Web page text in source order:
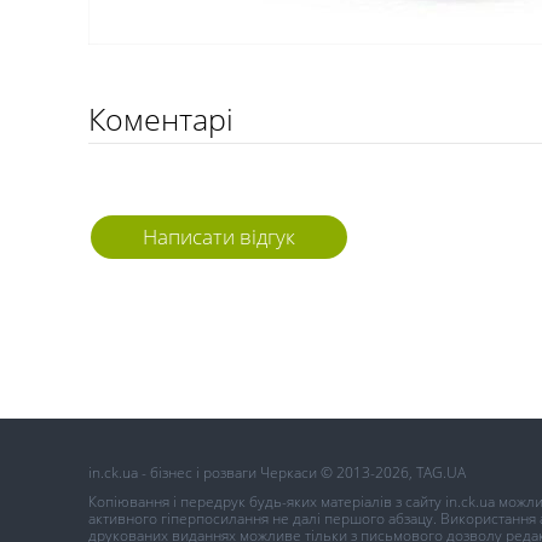
Коментарі
Написати відгук
in.ck.ua - бізнес і розваги Черкаси © 2013-2026, TAG.UA
Копіювання і передрук будь-яких матеріалів з сайту in.ck.ua
активного гіперпосилання не далі першого абзацу. Використання
друкованих виданнях можливе тільки з письмового дозволу